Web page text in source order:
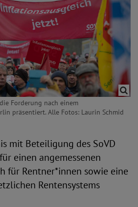
Forderung nach einem
präsentiert. Alle Fotos: Laurin Schmid
mit Beteiligung des SoVD
einen angemessenen
für Rentner*innen sowie eine
Rentensystems